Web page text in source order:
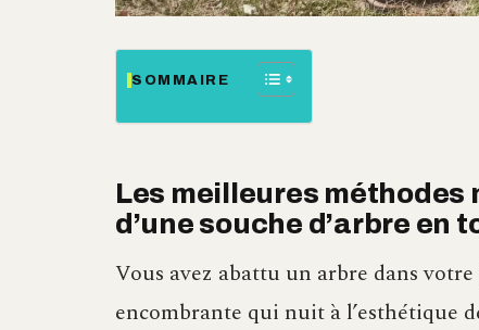
SOMMAIRE
Les meilleures
d’une souche d’arbre en
Vous avez abattu un arbre dans
encombrante qui nuit à l’esthétique